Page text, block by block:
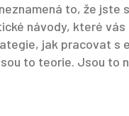
to, že jste
návody, které vás
jak pracovat s
to teorie. Jsou to